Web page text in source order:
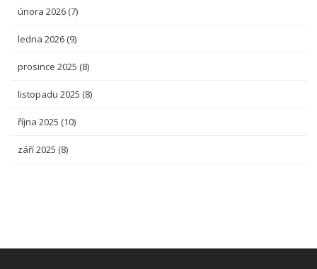
února 2026 (7)
ledna 2026 (9)
prosince 2025 (8)
listopadu 2025 (8)
října 2025 (10)
září 2025 (8)